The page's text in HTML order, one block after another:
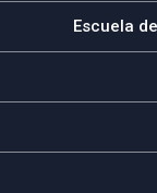
Escuela